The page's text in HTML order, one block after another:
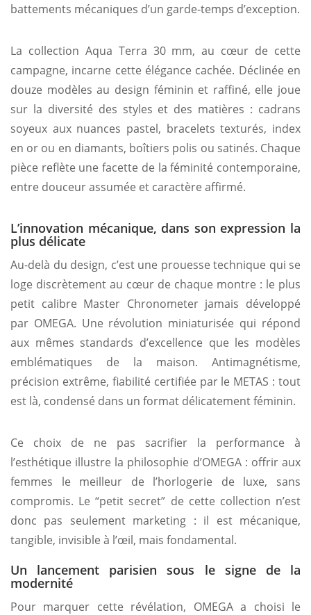
battements mécaniques d’un garde-temps d’exception.
La collection Aqua Terra 30 mm, au cœur de cette
campagne, incarne cette élégance cachée. Déclinée en
douze modèles au design féminin et raffiné, elle joue
sur la diversité des styles et des matières : cadrans
soyeux aux nuances pastel, bracelets texturés, index
en or ou en diamants, boîtiers polis ou satinés. Chaque
pièce reflète une facette de la féminité contemporaine,
entre douceur assumée et caractère affirmé.
L’innovation mécanique, dans son expression la
plus délicate
Au-delà du design, c’est une prouesse technique qui se
loge discrètement au cœur de chaque montre : le plus
petit calibre Master Chronometer jamais développé
par OMEGA. Une révolution miniaturisée qui répond
aux mêmes standards d’excellence que les modèles
emblématiques de la maison. Antimagnétisme,
précision extrême, fiabilité certifiée par le METAS : tout
est là, condensé dans un format délicatement féminin.
Ce choix de ne pas sacrifier la performance à
l’esthétique illustre la philosophie d’OMEGA : offrir aux
femmes le meilleur de l’horlogerie de luxe, sans
compromis. Le “petit secret” de cette collection n’est
donc pas seulement marketing : il est mécanique,
tangible, invisible à l’œil, mais fondamental.
Un lancement parisien sous le signe de la
modernité
Pour marquer cette révélation, OMEGA a choisi le